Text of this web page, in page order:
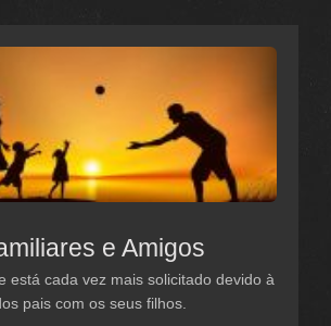
e Amigos
está cada vez mais solicitado devido à
pais com os seus filhos.